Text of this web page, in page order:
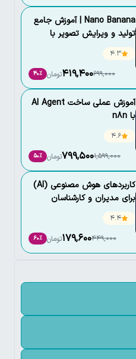
Nano Banana |‌ آموزش جامع
تولید و ویرایش تصویر با
4.3
699,000
419,400تومان 40٪
آموزش عملی ساخت AI Agent
با n8n
4.6
1,599,000
799,500تومان 50٪
کاربردهای هوش مصنوعی (AI)
برای مدیران و کارشناسان
4.4
449,000
179,600تومان 60٪